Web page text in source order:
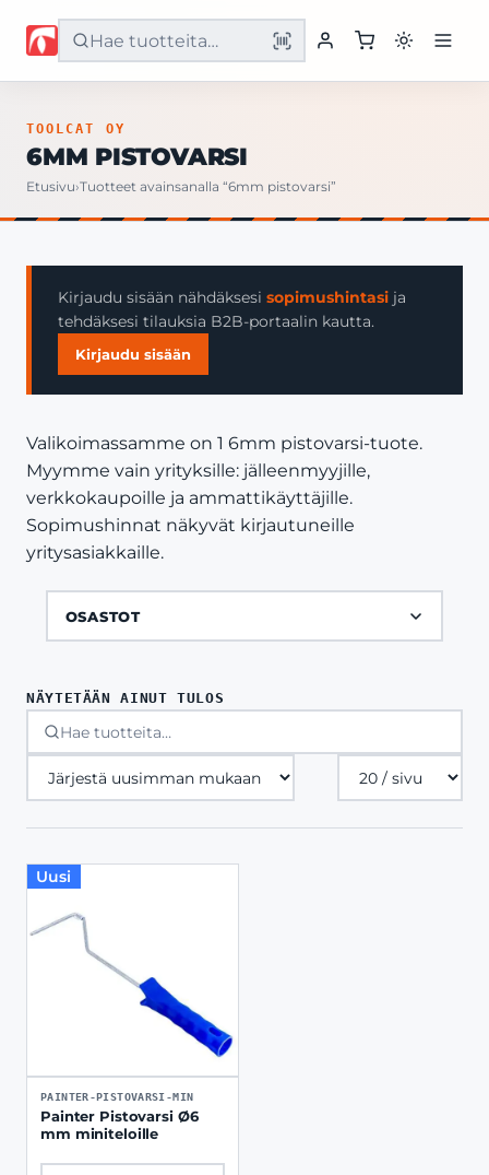
Etusivu
Yritys
Yhteystiedot
TOOLCAT OY
6MM PISTOVARSI
Etusivu›Tuotteet avainsanalla “6mm pistovarsi”
Kirjaudu sisään nähdäksesi sopimushintasi ja
tehdäksesi tilauksia B2B-portaalin kautta.
Kirjaudu sisään
Valikoimassamme on 1 6mm pistovarsi-tuote.
Myymme vain yrityksille: jälleenmyyjille,
verkkokaupoille ja ammattikäyttäjille.
Sopimushinnat näkyvät kirjautuneille
yritysasiakkaille.
OSASTOT
NÄYTETÄÄN AINUT TULOS
Tuotteita
sivulla
Uusi
PAINTER-PISTOVARSI-MIN
Painter Pistovarsi Ø6
mm miniteloille